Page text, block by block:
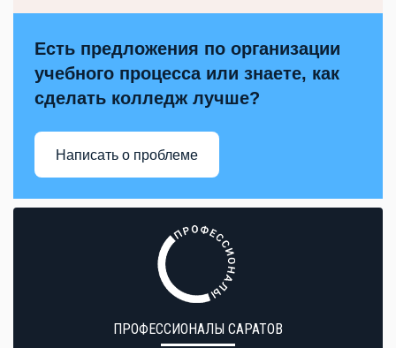
Есть предложения по организации
учебного процесса или знаете, как
сделать колледж лучше?
Написать о проблеме
ПРОФЕССИОНАЛЫ САРАТОВ